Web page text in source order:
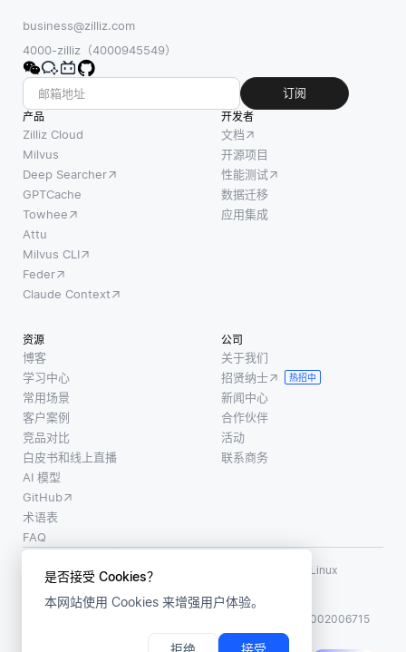
是否接受 Cookies？
本网站使用 Cookies 来增强用户体验。
business@zilliz.com
4000-zilliz（4000945549）
订阅
产品
Zilliz Cloud
Milvus
Deep Searcher
GPTCache
Towhee
Attu
Milvus CLI
Feder
Claude Context
开发者
文档
开源项目
性能测试
数据迁移
应用集成
资源
博客
学习中心
常用场景
客户案例
竞品对比
白皮书和线上直播
AI 模型
GitHub
术语表
FAQ
公司
关于我们
招贤纳士
热招中
新闻中心
合作伙伴
活动
联系商务
使用条款
LF AI、LF AI & Data、Milvus，以及相关的开源项目名称为 Linux
Foundation 所有商标
版权所有 ©2026 上海赜睿信息科技有限公司保留所有权利
沪公网安备31011002006715